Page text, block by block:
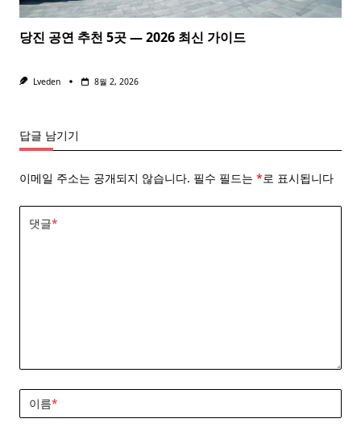
당진 공연 추천 5곳 — 2026 최신 가이드
Lveden 8월 2, 2026
답글 남기기
이메일 주소는 공개되지 않습니다. 필수 필드는 *로 표시됩니다
댓글*
이름*